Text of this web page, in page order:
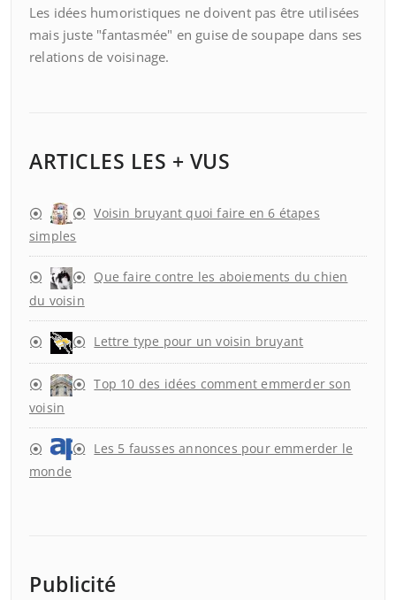
Les idées humoristiques ne doivent pas être utilisées
mais juste "fantasmée" en guise de soupape dans ses
relations de voisinage.
ARTICLES LES + VUS
Voisin bruyant quoi faire en 6 étapes
simples
Que faire contre les aboiements du chien
du voisin
Lettre type pour un voisin bruyant
Top 10 des idées comment emmerder son
voisin
Les 5 fausses annonces pour emmerder le
monde
Publicité